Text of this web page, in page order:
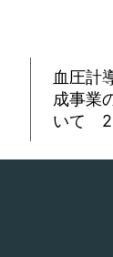
血圧計
成事業
いて